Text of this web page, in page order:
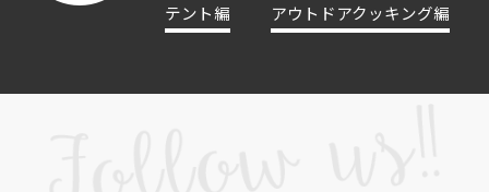
テント編
アウトドアクッキング編